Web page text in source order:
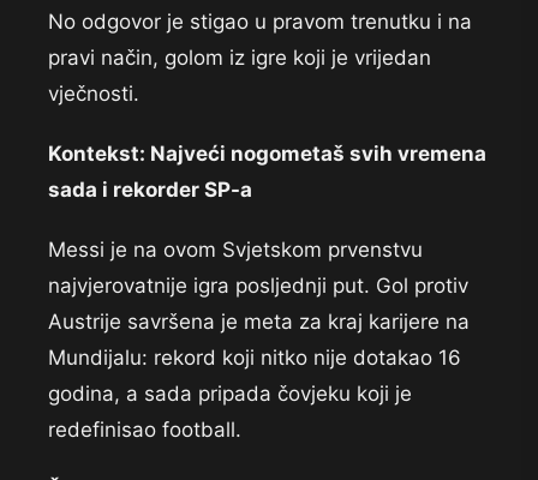
No odgovor je stigao u pravom trenutku i na
pravi način, golom iz igre koji je vrijedan
vječnosti.
Kontekst: Najveći nogometaš svih vremena
sada i rekorder SP-a
Messi je na ovom Svjetskom prvenstvu
najvjerovatnije igra posljednji put. Gol protiv
Austrije savršena je meta za kraj karijere na
Mundijalu: rekord koji nitko nije dotakao 16
godina, a sada pripada čovjeku koji je
redefinisao football.